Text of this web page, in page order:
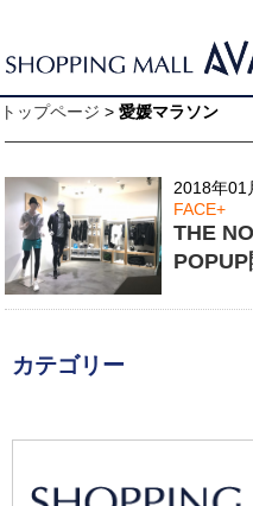
トップページ > 愛媛マラソン
2018年01
FACE+
THE
カテゴリー